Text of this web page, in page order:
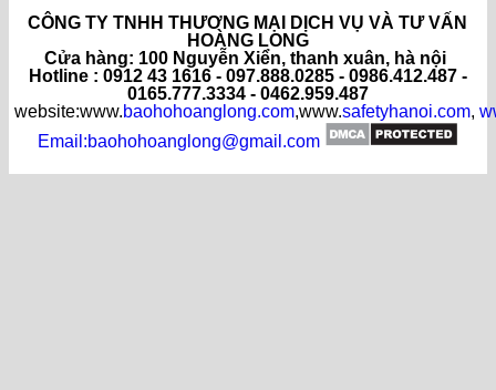
CÔNG TY TNHH THƯƠNG MẠI DỊCH VỤ VÀ TƯ VẤN
HOÀNG LONG
Cửa hàng: 100 Nguyễn Xiển, thanh xuân, hà nội
Hotline : 0912 43 1616 - 097.888.0285 - 0986.412.487 -
0165.777.3334 - 0462.959.487
website:www.baohohoanglong.com,www.safetyhanoi.com,
Email:baohohoanglong@gmail.com